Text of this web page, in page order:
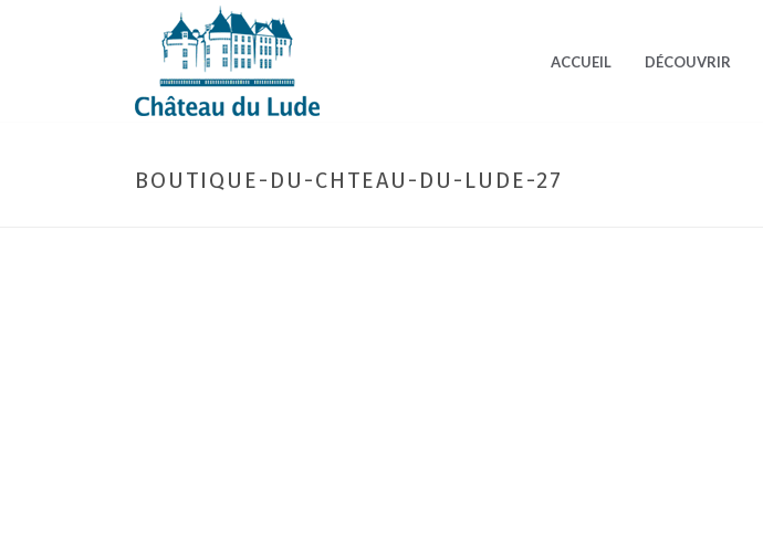
ACCUEIL DÉCOUVRIR
BOUTIQUE-DU-CHTEAU-DU-LUDE-27